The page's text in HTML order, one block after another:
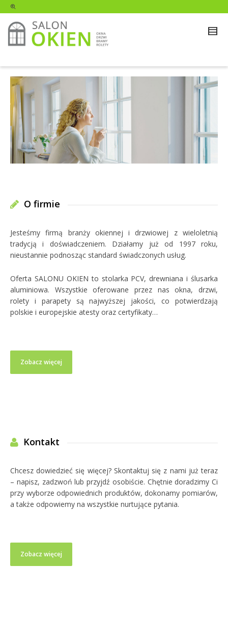
O firmie
Jesteśmy firmą branży okiennej i drzwiowej z wieloletnią
tradycją i doświadczeniem. Działamy już od 1997 roku,
nieustannie podnosząc standard świadczonych usług.
Oferta SALONU OKIEN to stolarka PCV, drewniana i ślusarka
aluminiowa. Wszystkie oferowane przez nas okna, drzwi,
rolety i parapety są najwyższej jakości, co potwierdzają
polskie i europejskie atesty oraz certyfikaty…
Zobacz więcej
Kontakt
Chcesz dowiedzieć się więcej? Skontaktuj się z nami już teraz
– napisz, zadzwoń lub przyjdź osobiście. Chętnie doradzimy Ci
przy wyborze odpowiednich produktów, dokonamy pomiarów,
a także odpowiemy na wszystkie nurtujące pytania.
Zobacz więcej